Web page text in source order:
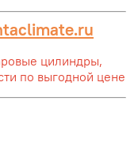
цилиндры,
по выгодной цене